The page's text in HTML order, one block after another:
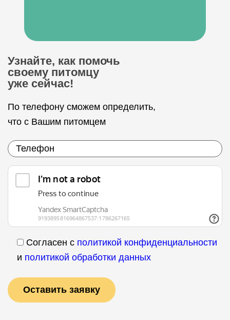
Узнайте, как помочь
своему питомцу
уже сейчас!
По телефону сможем определить,
что с Вашим питомцем
Согласен с политикой конфиденциальности
и политикой обработки данных